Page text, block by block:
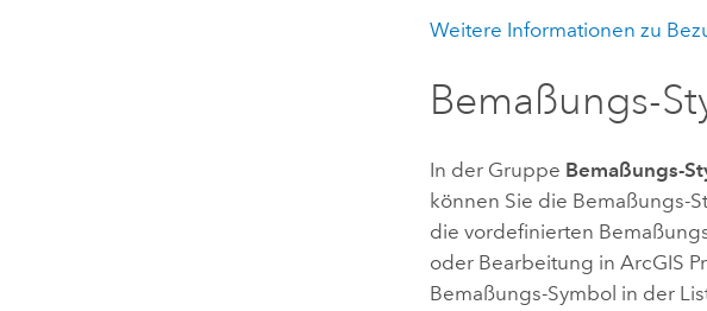
Weitere Informationen zu
Bemaßungs-
In der Gruppe Bemaßungs-
können Sie die Bemaßungs-
die vordefinierten
oder Bearbeitung inArcGIS
Bemaßungs-Symbol in der